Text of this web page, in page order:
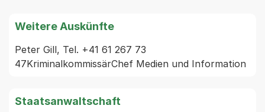
Weitere Auskünfte
Peter Gill, Tel. +41 61 267 73
47KriminalkommissärChef Medien und Information
Staatsanwaltschaft